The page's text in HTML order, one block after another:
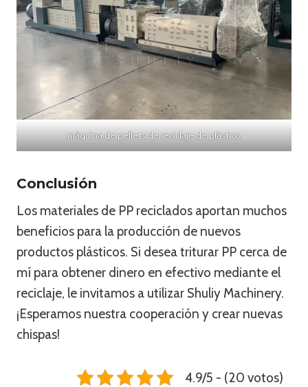
máquina de pellets de reciclaje de plástico
Conclusión
Los materiales de PP reciclados aportan muchos
beneficios para la producción de nuevos
productos plásticos. Si desea triturar PP cerca de
mí para obtener dinero en efectivo mediante el
reciclaje, le invitamos a utilizar Shuliy Machinery.
¡Esperamos nuestra cooperación y crear nuevas
chispas!
4.9/5 - (20 votos)